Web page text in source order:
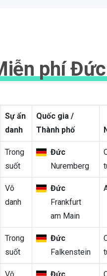
phí
Sự ẩn
danh
Quốc gia /
Thành phố
Trong
suốt
Đức
Nuremberg
Vô
danh
Đức
Frankfurt
am Main
Trong
suốt
Đức
Falkenstein